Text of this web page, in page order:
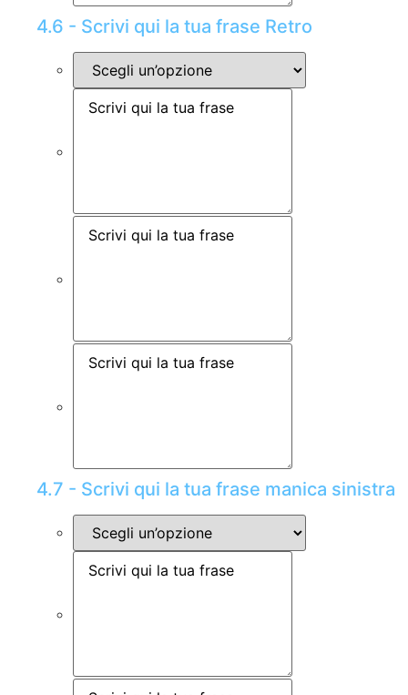
4.6 - Scrivi qui la tua frase Retro
4.7 - Scrivi qui la tua frase manica sinistra